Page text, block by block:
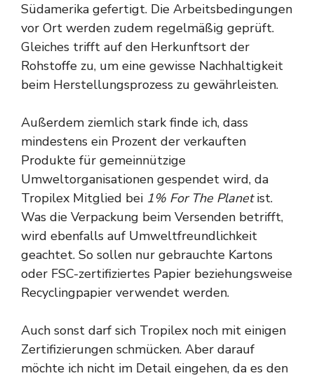
Südamerika gefertigt. Die Arbeitsbedingungen
vor Ort werden zudem regelmäßig geprüft.
Gleiches trifft auf den Herkunftsort der
Rohstoffe zu, um eine gewisse Nachhaltigkeit
beim Herstellungsprozess zu gewährleisten.
Außerdem ziemlich stark finde ich, dass
mindestens ein Prozent der verkauften
Produkte für gemeinnützige
Umweltorganisationen gespendet wird, da
Tropilex Mitglied bei 1% For The Planetist.
Was die Verpackung beim Versenden betrifft,
wird ebenfalls auf Umweltfreundlichkeit
geachtet. So sollen nur gebrauchte Kartons
oder FSC-zertifiziertes Papier beziehungsweise
Recyclingpapier verwendet werden.
Auch sonst darf sich Tropilex noch mit einigen
Zertifizierungen schmücken. Aber darauf
möchte ich nicht im Detail eingehen, da es den